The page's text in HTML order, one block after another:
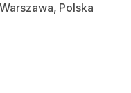
Polska